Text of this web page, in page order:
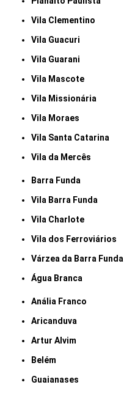
Vila Clementino
Vila Guacuri
Vila Guarani
Vila Mascote
Vila Missionária
Vila Moraes
Vila Santa Catarina
Vila da Mercês
Barra Funda
Vila Barra Funda
Vila Charlote
Vila dos Ferroviários
Várzea da Barra Funda
Água Branca
Anália Franco
Aricanduva
Artur Alvim
Belém
Guaianases